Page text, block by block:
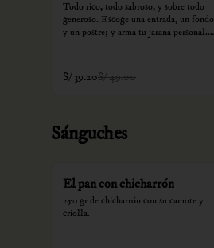
Todo rico, todo sabroso, y sobre todo
generoso. Escoge una entrada, un fondo
y un postre; y arma tu jarana personal.
soles e incluyen impuestos de ley y
recargo al consumo.
S/ 39.20S/ 49.00
Sánguches
El pan con chicharrón
250 gr de chicharrón con su camote y
criolla.